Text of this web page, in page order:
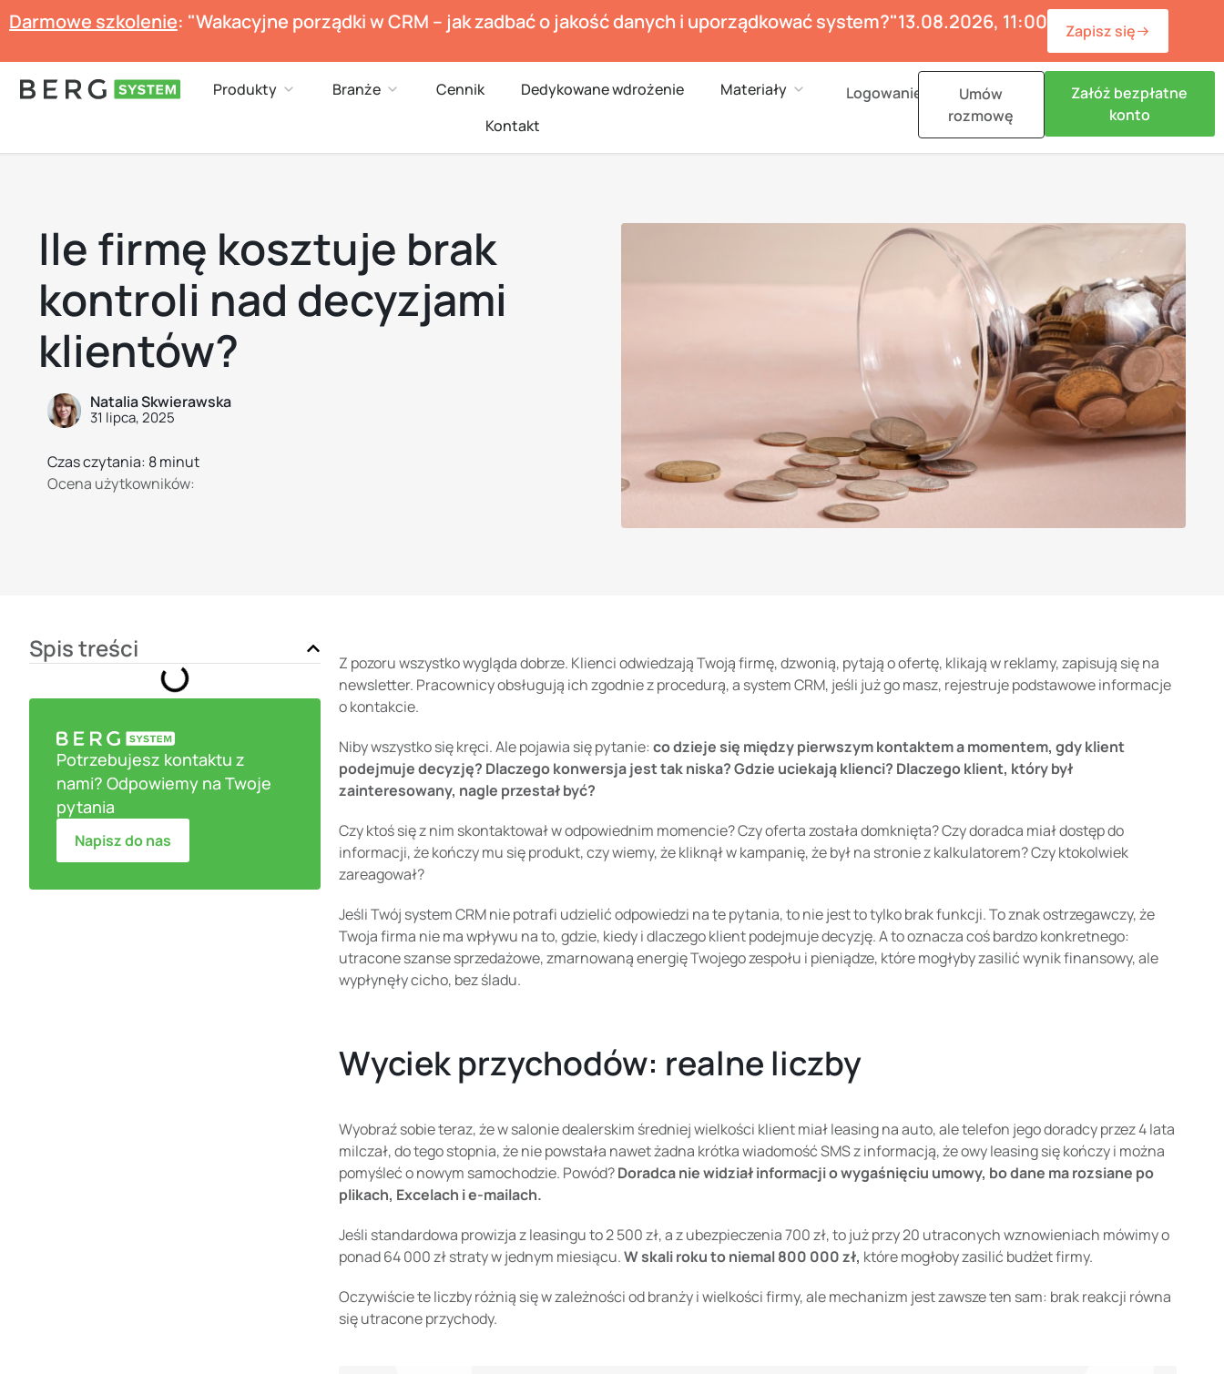
doDarmowe szkolenie: "Wakacyjne porządki w CRM – jak zadbać o jakość danych i uporządkować system?"13.08.2026, 11:00 Zapisz się
Produkty Open Produkty
Branże Open Branże
Cennik Dedykowane wdrożenie Materiały Open Materiały
Kontakt
Logowanie
Umów
rozmowę
Załóż bezpłatne
konto
Ile firmę kosztuje brak
kontroli nad decyzjami
klientów?
Natalia Skwierawska
31 lipca, 2025
Czas czytania: 8 minut
Ocena użytkowników:
Spis treści
Potrzebujesz kontaktu z
nami? Odpowiemy na Twoje
pytania
Napisz do nas
Z pozoru wszystko wygląda dobrze. Klienci odwiedzają Twoją firmę, dzwonią, pytają o ofertę, klikają w reklamy, zapisują się na
newsletter. Pracownicy obsługują ich zgodnie z procedurą, a system CRM, jeśli już go masz, rejestruje podstawowe informacje
o kontakcie.
Niby wszystko się kręci. Ale pojawia się pytanie: co dzieje się między pierwszym kontaktem a momentem, gdy klient
podejmuje decyzję? Dlaczego konwersja jest tak niska? Gdzie uciekają klienci? Dlaczego klient, który był
zainteresowany, nagle przestał być?
Czy ktoś się z nim skontaktował w odpowiednim momencie? Czy oferta została domknięta? Czy doradca miał dostęp do
informacji, że kończy mu się produkt, czy wiemy, że kliknął w kampanię, że był na stronie z kalkulatorem? Czy ktokolwiek
zareagował?
Jeśli Twój system CRM nie potrafi udzielić odpowiedzi na te pytania, to nie jest to tylko brak funkcji. To znak ostrzegawczy, że
Twoja firma nie ma wpływu na to, gdzie, kiedy i dlaczego klient podejmuje decyzję. A to oznacza coś bardzo konkretnego:
utracone szanse sprzedażowe, zmarnowaną energię Twojego zespołu i pieniądze, które mogłyby zasilić wynik finansowy, ale
wypłynęły cicho, bez śladu.
Wyciek przychodów: realne liczby
Wyobraź sobie teraz, że w salonie dealerskim średniej wielkości klient miał leasing na auto, ale telefon jego doradcy przez 4 lata
milczał, do tego stopnia, że nie powstała nawet żadna krótka wiadomość SMS z informacją, że owy leasing się kończy i można
pomyśleć o nowym samochodzie. Powód?Doradca nie widział informacji o wygaśnięciu umowy, bo dane ma rozsiane po
plikach, Excelach i e-mailach.
Jeśli standardowa prowizja z leasingu to 2 500 zł, a z ubezpieczenia 700 zł, to już przy 20 utraconych wznowieniach mówimy o
ponad 64 000 zł straty w jednym miesiącu.Wskali roku to niemal 800 000 zł, które mogłoby zasilić budżet firmy.
Oczywiście te liczby różnią się w zależności od branży i wielkości firmy, ale mechanizm jest zawsze ten sam: brak reakcji równa
się utracone przychody.